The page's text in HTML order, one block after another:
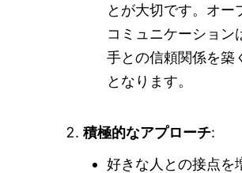
とが大切です。オー
コミュニケーション
手との信頼関係を築
となります。
積極的なアプローチ:
好きな人との接点を